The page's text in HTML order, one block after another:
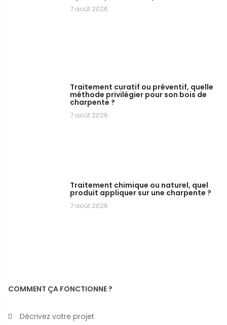
7 août 2026
Traitement curatif ou préventif, quelle
méthode privilégier pour son bois de
charpente ?
7 août 2026
Traitement chimique ou naturel, quel
produit appliquer sur une charpente ?
7 août 2026
COMMENT ÇA FONCTIONNE ?
Décrivez votre projet